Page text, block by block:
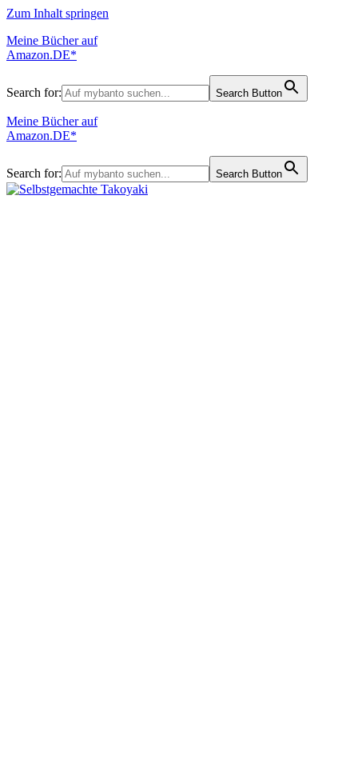
Zum Inhalt springen
Meine Bücher auf
Amazon.DE*
Search for: Search Button
Meine Bücher auf
Amazon.DE*
Search for: Search Button